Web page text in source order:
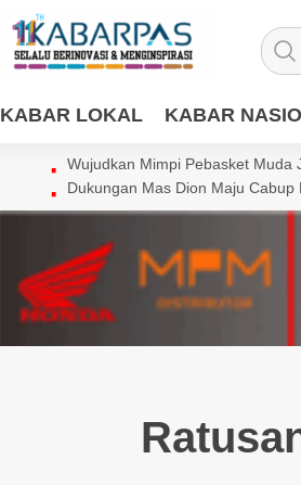
KABAR LOKAL KABAR
Wujudkan Mimpi Pebasket Muda
Dukungan Mas Dion Maju